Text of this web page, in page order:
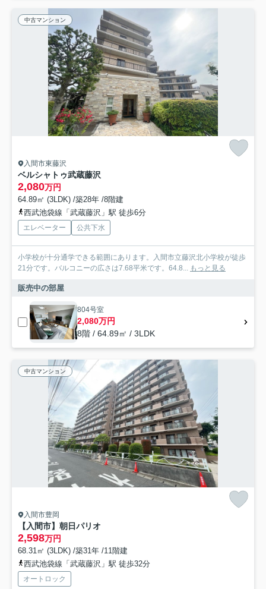
中古マンション
入間市東藤沢
ベルシャトゥ武蔵藤沢
2,080万円
64.89㎡ (3LDK) /築28年 /8階建
西武池袋線「武蔵藤沢」駅 徒歩6分
エレベーター 公共下水
小学校が十分通学できる範囲にあります。入間市立藤沢北小学校が徒歩
21分です。バルコニーの広さは7.68平米です。64.8... もっと見る
販売中の部屋
804号室
2,080万円
8階 / 64.89㎡ / 3LDK
中古マンション
入間市豊岡
【入間市】朝日パリオ
2,598万円
68.31㎡ (3LDK) /築31年 /11階建
西武池袋線「武蔵藤沢」駅 徒歩32分
オートロック